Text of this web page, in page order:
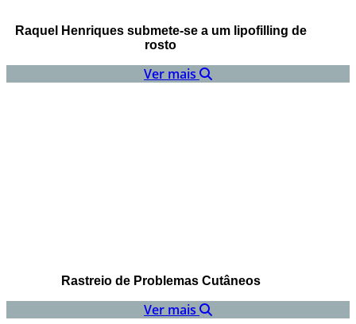
Raquel Henriques submete-se a um lipofilling de
rosto
Ver mais
Rastreio de Problemas Cutâneos
Ver mais